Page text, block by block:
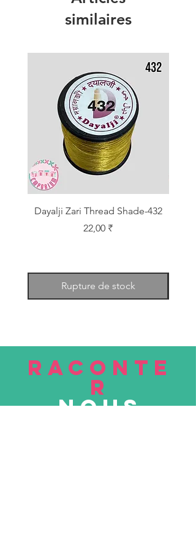
similaires
Dayalji Zari Thread Shade-432
Prix
22,00 ₹
Rupture de stock
RACONTE
R
nous